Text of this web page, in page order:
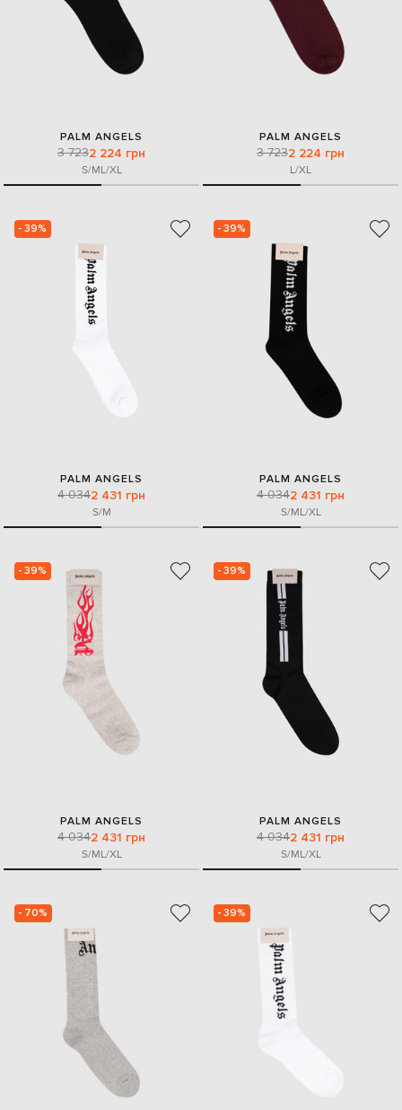
PALM ANGELS
3 7232 224 грн
S/ML/XL
PALM ANGELS
3 7232 224 грн
L/XL
- 39%
PALM ANGELS
4 0342 431 грн
S/M
- 39%
PALM ANGELS
4 0342 431 грн
S/ML/XL
- 39%
PALM ANGELS
4 0342 431 грн
S/ML/XL
- 39%
PALM ANGELS
4 0342 431 грн
S/ML/XL
- 70% - 39%